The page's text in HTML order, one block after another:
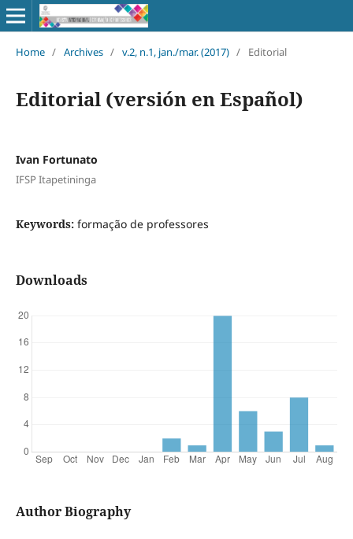
Home / Archives / v.2, n.1, jan./mar. (2017) / Editorial
Editorial (versión en Español)
Ivan Fortunato
IFSP Itapetininga
Keywords: formação de professores
Downloads
Author Biography